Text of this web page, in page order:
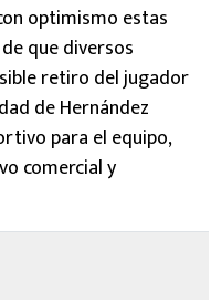
optimismo estas
que diversos
retiro del jugador
de Hernández
para el equipo,
comercial y